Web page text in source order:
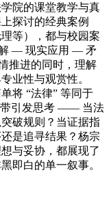
学院的课堂教学与真
探讨的经典案例
等），都与校园案
— 现实应用 — 矛
推进的同时，理解
业性与观赏性。
将 “法律” 等同于
带引发思考 —— 当法
破规则？当证据指
是追寻结果？杨宗
与妥协，都展现了
即白的单一叙事。